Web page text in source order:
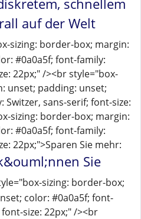
schnellem
auf der Welt
sizing: border-box; margin:
#0a0a5f; font-family:
22px;" /><br style="box-
unset; padding: unset;
Switzer, sans-serif; font-size:
sizing: border-box; margin:
#0a0a5f; font-family:
22px;">Sparen Sie mehr:
Sie
sizing: border-box;
color: #0a0a5f; font-
size: 22px;" /><br